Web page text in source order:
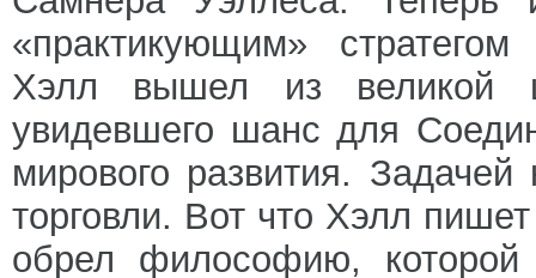
«практикующим»
Хэлл вышел из великой
увидевшего шанс для
мирового развития.
торговли. Вот что Хэлл
обрел философию, которой